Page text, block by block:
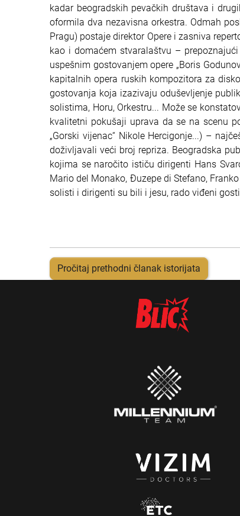
kadar beogradskih pevačkih društava i
oformila dva nezavisna orkestra. Odmah
Pragu) postaje direktor Opere i zasniva
kao i domaćem stvaralaštvu –
uspešnim gostovanjem opere „Boris
kapitalnih opera ruskih kompozitora za
gostovanja koja izazivaju oduševljenje
solistima, Horu, Orkestru... Može se
kvalitetni pokušaji uprava da se na scenu
„Gorski vijenac“ Nikole Hercigonje...) –
doživljavali veći broj repriza. Beogradska
kojima se naročito ističu dirigenti Hans
Mario del Monako, Đuzepe di Stefano,
solisti i dirigenti su bili i jesu, rado viđeni
Pročitaj prethodni članak istorijata